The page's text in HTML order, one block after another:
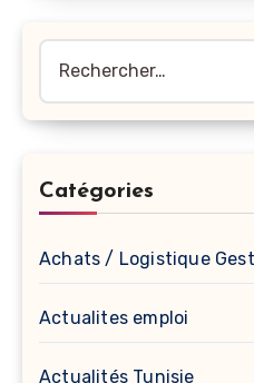
Catégories
Achats / Logistique
Actualites emploi
Actualités Tunisie